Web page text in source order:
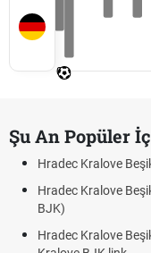
0'
Şu An Popüler
Hradec Kralove
Hradec Kralove
BJK)
Hradec Kralove